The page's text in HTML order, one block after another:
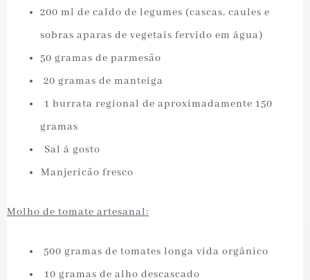
200 ml de caldo de legumes (cascas, caules e
sobras aparas de vegetais fervido em água)
50 gramas de parmesão
⁠ 20 gramas de manteiga
⁠ ⁠1 burrata regional de aproximadamente 150
gramas
⁠ ⁠Sal à gosto
⁠Manjericão fresco
Molho de tomate artesanal:
⁠ 500 gramas de tomates longa vida orgânico
⁠ ⁠10 gramas de alho descascado